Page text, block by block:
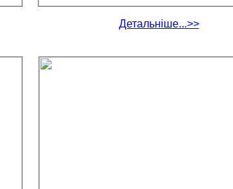
Детальніше...>>